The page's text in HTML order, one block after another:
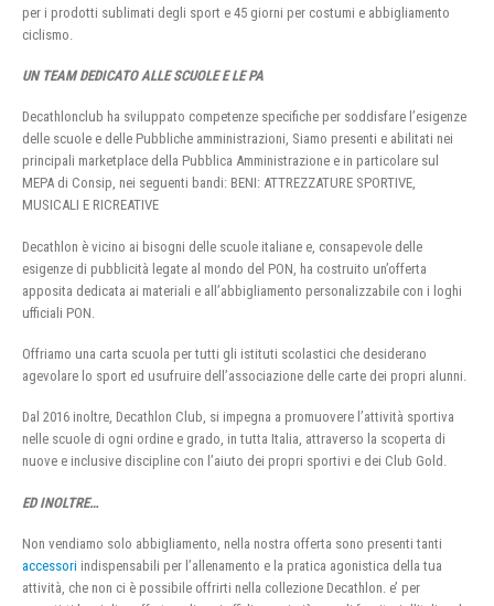
per i prodotti sublimati degli sport e 45 giorni per costumi e abbigliamento
ciclismo.
UN TEAM DEDICATO ALLE SCUOLE E LE PA
Decathlonclub ha sviluppato competenze specifiche per soddisfare l’esigenze
delle scuole e delle Pubbliche amministrazioni, Siamo presenti e abilitati nei
principali marketplace della Pubblica Amministrazione e in particolare sul
MEPA di Consip, nei seguenti bandi: BENI: ATTREZZATURE SPORTIVE,
MUSICALI E RICREATIVE
Decathlon è vicino ai bisogni delle scuole italiane e, consapevole delle
esigenze di pubblicità legate al mondo del PON, ha costruito un’offerta
apposita dedicata ai materiali e all’abbigliamento personalizzabile con i loghi
ufficiali PON.
Offriamo una carta scuola per tutti gli istituti scolastici che desiderano
agevolare lo sport ed usufruire dell’associazione delle carte dei propri alunni.
Dal 2016 inoltre, Decathlon Club, si impegna a promuovere l’attività sportiva
nelle scuole di ogni ordine e grado, in tutta Italia, attraverso la scoperta di
nuove e inclusive discipline con l’aiuto dei propri sportivi e dei Club Gold.
ED INOLTRE…
Non vendiamo solo abbigliamento, nella nostra offerta sono presenti tanti
accessori indispensabili per l’allenamento e la pratica agonistica della tua
attività, che non ci è possibile offrirti nella collezione Decathlon. e’ per